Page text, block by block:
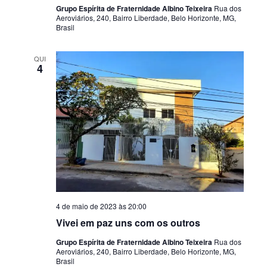
Grupo Espírita de Fraternidade Albino Teixeira Rua dos
Aeroviários, 240, Bairro Liberdade, Belo Horizonte, MG,
Brasil
QUI
4
Vivei em paz uns com os outros
4 de maio de 2023 às 20:00
Grupo Espírita de Fraternidade Albino Teixeira Rua dos
Aeroviários, 240, Bairro Liberdade, Belo Horizonte, MG,
Brasil